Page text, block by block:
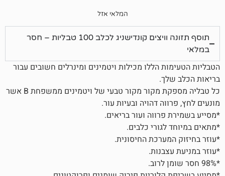
תוסף תזונה וויצים קונדישניג לכלב 100 טבליות – חסר
הללו מכילות ויטמינים ומינרלים חשובים עבור
כל טבליה מספקת מקור מקור טבעי של ויטמינים ממשפחת B אשר
דהויה ובעיות עור.
ועור בריאים.
כלבים.
החיסונית.